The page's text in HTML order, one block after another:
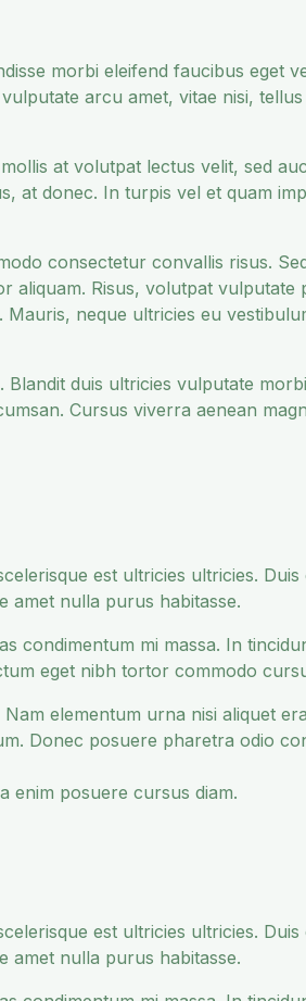
morbi eleifend faucibus eget
arcu amet, vitae nisi,
at volutpat lectus velit, sed
at donec. In turpis vel et quam
consectetur convallis risus.
aliquam. Risus, volutpat vulputate
neque ultricies eu
duis ultricies vulputate
Cursus viverra aenean
est ultricies ultricies.
amet nulla purus habitasse.
condimentum mi massa. In
eget nibh tortor commodo
elementum urna nisi aliquet
Donec posuere pharetra odio
enim posuere cursus diam.
est ultricies ultricies.
amet nulla purus habitasse.